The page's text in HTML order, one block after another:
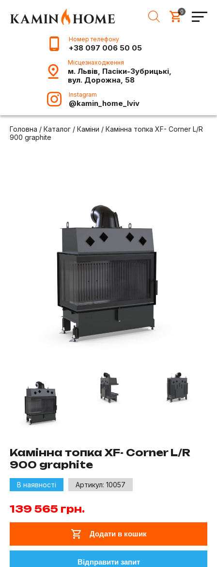
0
Номер телефону
+38 097 006 50 05
Місцезнаходження
м. Львів, Пасіки-Зубрицькі,
вул. Дорожна, 58
Instagram
@kamin_home_lviv
Головна / Каталог / Каміни / Камінна топка XF- Corner L/R
900 graphite
Камінна топка XF- Corner L/R
900 graphite
В наявності Артикул: 10057
139 565 грн.
Додати в кошик
Відправити запит